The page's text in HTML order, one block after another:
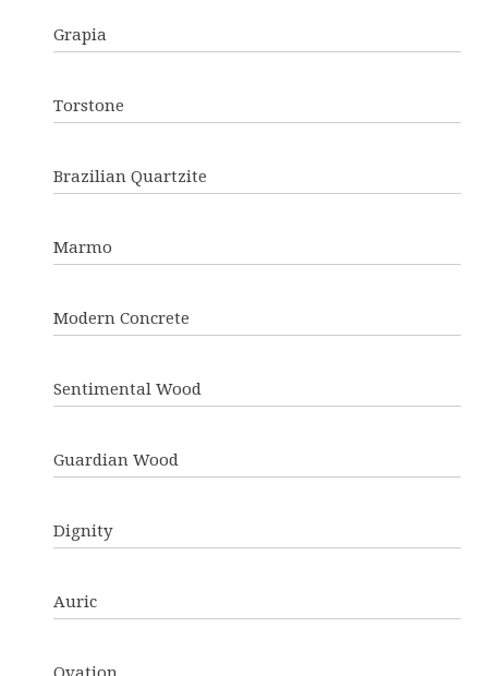
Grapia
Torstone
Brazilian Quartzite
Marmo
Modern Concrete
Sentimental Wood
Guardian Wood
Dignity
Auric